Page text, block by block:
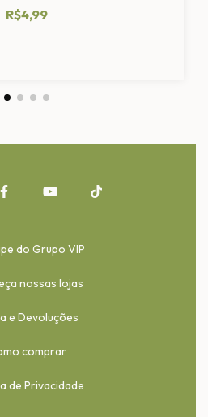
R$4,99
do Grupo VIP
nossas lojas
e Devoluções
comprar
de Privacidade